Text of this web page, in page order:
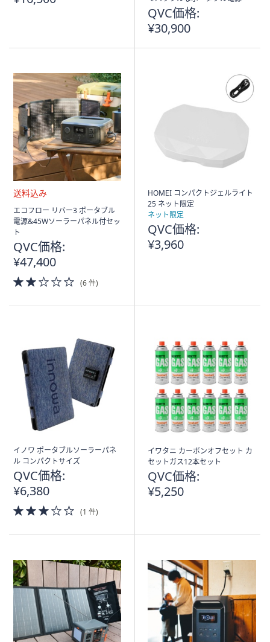
み
QVC価格:
¥30,900
送
料
込
エコフロー リバー3 ポータブル
電源&45Wソーラーパネル付セッ
ト
QVC価格:
¥47,400
2.0
of
(6 件)
HOMEI コンパクトジェルライト
25 ネット限定
ネット限定
QVC価格:
¥3,960
イノワ ポータブルソーラーパネ
ル コンパクトサイズ
QVC価格:
¥6,380
3.0
of
(1 件)
イワタニ カーボンオフセット カ
セットガス12本セット
QVC価格:
¥5,250